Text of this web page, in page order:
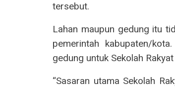
tersebut.
Lahan maupun gedung itu
pemerintah kabupaten/
gedung untuk Sekolah
“Sasaran utama Sekolah